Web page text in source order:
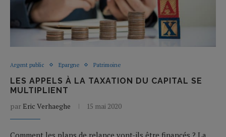
Argent public Epargne Patrimoine
LES APPELS À LA TAXATION DU CAPITAL SE
MULTIPLIENT
par Eric Verhaeghe 15 mai 2020
Comment les plans de relance vont-ils être financés ? La